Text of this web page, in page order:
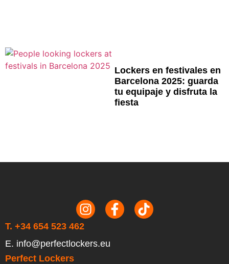
Lockers en festivales en
Barcelona 2025: guarda
tu equipaje y disfruta la
fiesta
T. +34 654 523 462
E. info@perfectlockers.eu
Perfect Lockers